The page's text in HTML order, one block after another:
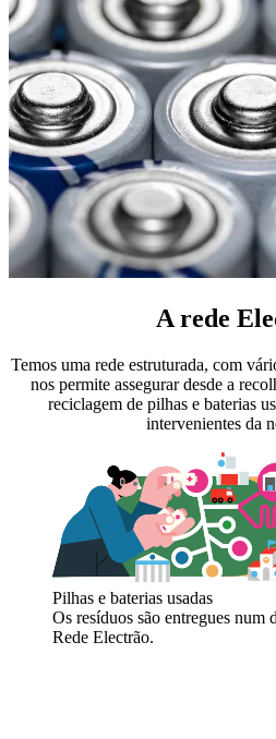
A rede
Temos uma rede estruturada, com
nos permite assegurar desde a
reciclagem de pilhas e baterias
intervenientes da
Pilhas e baterias usadas
Os resíduos são entregues num
Rede Electrão.